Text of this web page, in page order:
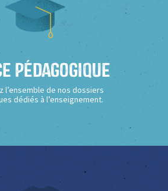
Pédagogique
l’ensemble de nos dossiers
dédiés à l’enseignement.